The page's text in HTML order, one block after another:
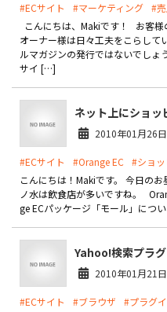
#ECサイト #マーケティング #
こんにちは、Makiです！ お客
オーナー様は日々工夫をこらし
ルマガジンの発行ではないでしょ
サイ […]
ネット上にショ
2010年01月26日
#ECサイト #Orange EC #ショ
こんにちは！Makiです。 今日の
ノ水は飲食店が多いですね。
ge ECパッケージ「モール」に
Yahoo!検索プラ
2010年01月21日
#ECサイト #ブラウザ
#プラグ